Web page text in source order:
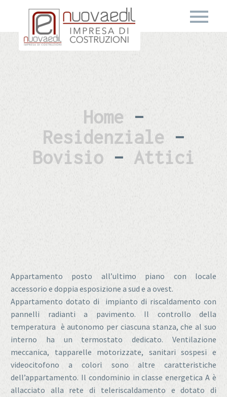
Home –
Residenziale –
Bovisio – Attici
Appartamento posto all’ultimo piano con locale
accessorio e doppia esposizione a sud e a ovest.
Appartamento dotato di impianto di riscaldamento con
pannelli radianti a pavimento. Il controllo della
temperatura è autonomo per ciascuna stanza, che al suo
interno ha un termostato dedicato. Ventilazione
meccanica, tapparelle motorizzate, sanitari sospesi e
videocitofono a colori sono altre caratteristiche
dell’appartamento. Il condominio in classe energetica A è
allacciato alla rete di teleriscaldamento e dotato di